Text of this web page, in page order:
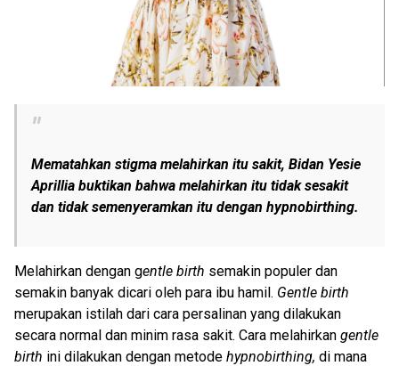
Mematahkan stigma melahirkan itu sakit, Bidan Yesie
Aprillia buktikan bahwa melahirkan itu tidak sesakit
dan tidak semenyeramkan itu dengan hypnobirthing.
Melahirkan dengan gentle birth semakin populer dan
semakin banyak dicari oleh para ibu hamil. Gentle birth
merupakan istilah dari cara persalinan yang dilakukan
secara normal dan minim rasa sakit. Cara melahirkan gentle
birth ini dilakukan dengan metode hypnobirthing, di mana